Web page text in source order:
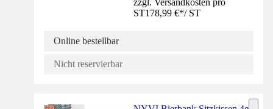
ST178,99 €*/ ST
Online bestellbar
Nicht reservierbar